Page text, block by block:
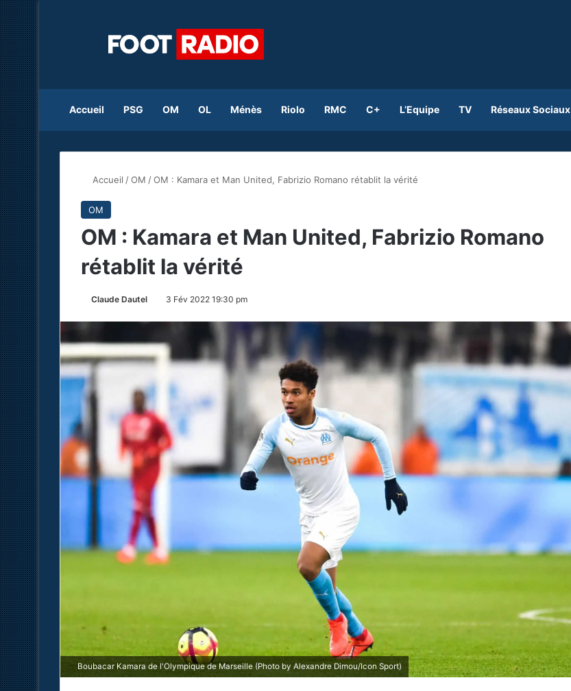
Accueil PSG OM OL Ménès Riolo RMC C+ L’Equipe TV Réseaux Sociaux
Accueil /OM /OM : Kamara et Man United, Fabrizio Romano rétablit la vérité
OM
OM : Kamara et Man United, Fabrizio Romano
rétablit la vérité
Claude Dautel 3 Fév 2022 19:30 pm
Boubacar Kamara de l'Olympique de Marseille (Photo by Alexandre Dimou/Icon Sport)